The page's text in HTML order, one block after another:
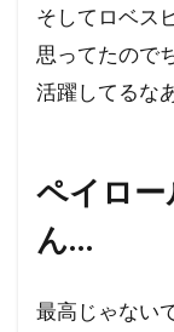
そしてロベス
思ってたので
活躍してるな
ペイロー
ん…
最高じゃない